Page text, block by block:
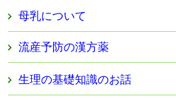
母乳について
流産予防の漢方薬
生理の基礎知識のお話